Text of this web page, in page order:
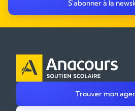
S'abonner à la
Trouver mon